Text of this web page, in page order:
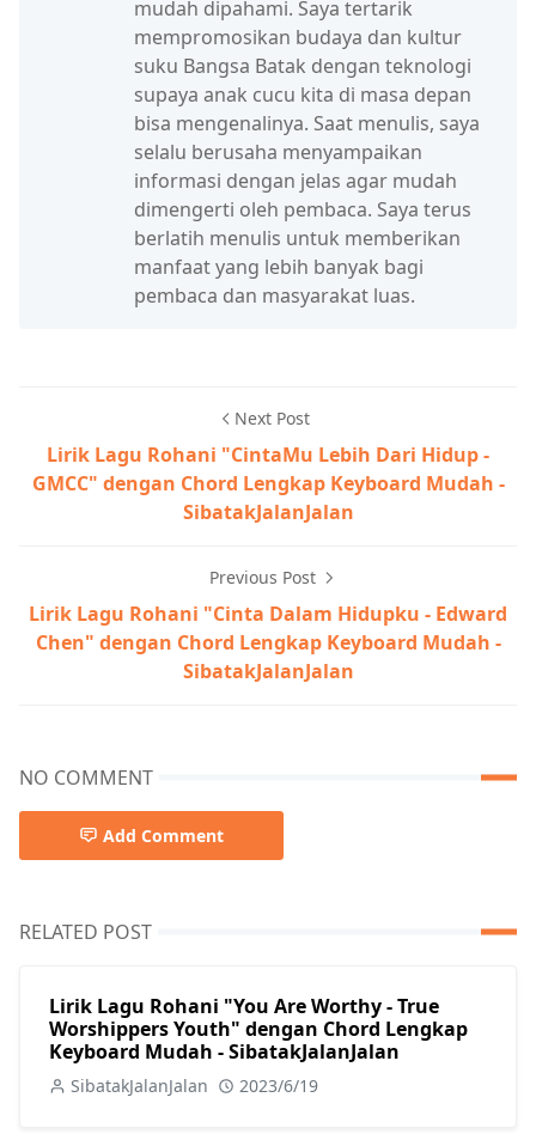
mudah dipahami. Saya tertarik
mempromosikan budaya dan kultur
suku Bangsa Batak dengan teknologi
supaya anak cucu kita di masa depan
bisa mengenalinya. Saat menulis, saya
selalu berusaha menyampaikan
informasi dengan jelas agar mudah
dimengerti oleh pembaca. Saya terus
berlatih menulis untuk memberikan
manfaat yang lebih banyak bagi
pembaca dan masyarakat luas.
Next Post
Lirik Lagu Rohani "CintaMu Lebih Dari Hidup -
GMCC" dengan Chord Lengkap Keyboard Mudah -
SibatakJalanJalan
Previous Post
Lirik Lagu Rohani "Cinta Dalam Hidupku - Edward
Chen" dengan Chord Lengkap Keyboard Mudah -
SibatakJalanJalan
NO COMMENT
Add Comment
RELATED POST
Lirik Lagu Rohani "You Are Worthy - True
Worshippers Youth" dengan Chord Lengkap
Keyboard Mudah - SibatakJalanJalan
SibatakJalanJalan 2023/6/19